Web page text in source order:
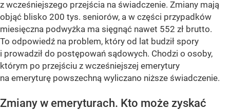
z wcześniejszego przejścia na świadczenie. Zmiany mają
objąć blisko 200 tys. seniorów, a w części przypadków
miesięczna podwyżka ma sięgnąć nawet 552 zł brutto.
To odpowiedź na problem, który od lat budził spory
i prowadził do postępowań sądowych. Chodzi o osoby,
którym po przejściu z wcześniejszej emerytury
na emeryturę powszechną wyliczano niższe świadczenie.
Zmiany w emeryturach. Kto może zyskać